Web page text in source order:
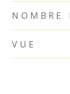
NOMBRE
VUE